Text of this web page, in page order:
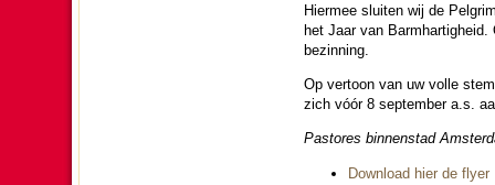
Hiermee sluiten wij de
het Jaar van
be­zin­ning.
Op ver­toon van uw volle
zich vóór 8 sep­tem­ber a.s.
Pastores bin­nen­stad
Download hier de flyer